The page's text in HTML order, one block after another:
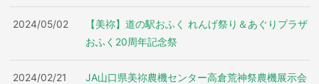
2024/05/02
【美祢】道の駅おふく れんげ祭り＆あぐりプラザ
おふく20周年記念祭
2024/02/21 JA山口県美祢農機センター高倉荒神祭農機展示会